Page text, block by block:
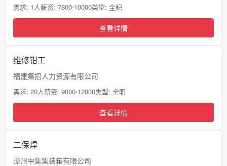
需求: 1人薪资: 7800-10000类型: 全职
查看详情
维修钳工
福建集招人力资源有限公司
需求: 20人薪资: 9000-12000类型: 全职
查看详情
二保焊
漳州中集集装箱有限公司